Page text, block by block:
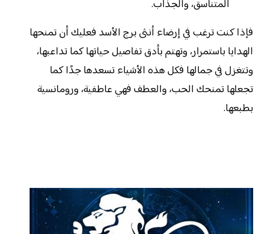
المتناسق، والجذاب.
فإذا كنت ترغب في إرضاء أنثى برج الأسد فعليك أن تمنحها
الهدايا باستمرار، وتهتم بأدق تفاصيل حياتها كما تداعبها،
وتتغزل في جمالها فكل هذه الأشياء تسعدها جدًا كما
تجعلها تمنحك الحب، والعطف فهي عاطفية، ورومانسية
بطبعها.